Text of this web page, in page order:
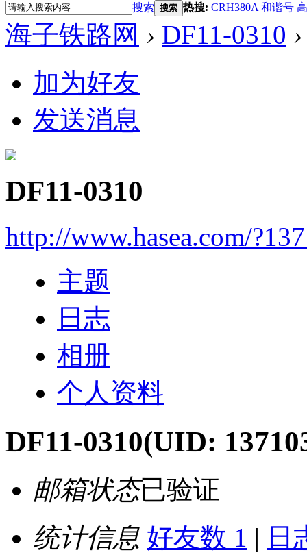
搜索 搜索 热搜: CRH380A 和谐号
海子铁路网 › DF11-0310 ›
加为好友
发送消息
DF11-0310
http://www.hasea.com/
主题
日志
相册
个人资料
DF11-0310(UID:
邮箱状态已验证
统计信息 好友数 1 | 日